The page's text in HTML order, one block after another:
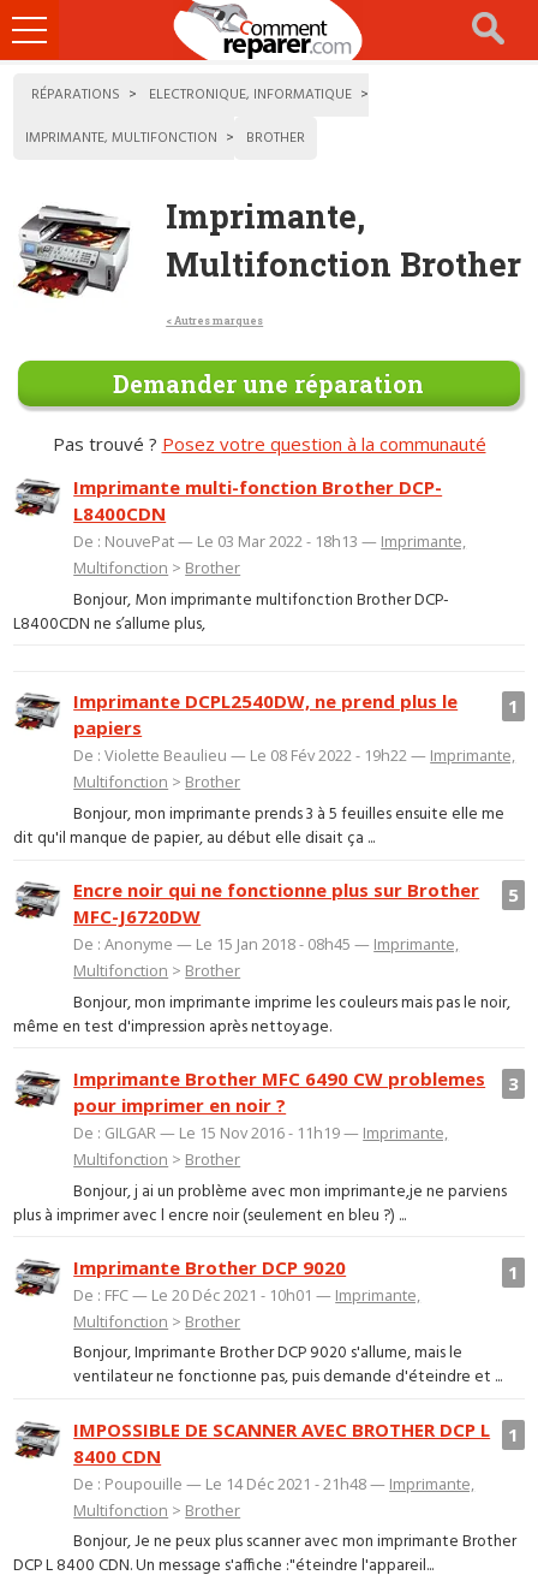
Ouvrir
le
RÉPARATIONS
ELECTRONIQUE, INFORMATIQUE
IMPRIMANTE, MULTIFONCTION
BROTHER
Imprimante,
Multifonction Brother
< Autres marques
Demander une réparation
Pas trouvé ? Posez votre question à la communauté
Imprimante multi-fonction Brother DCP-
L8400CDN
De : NouvePat — Le 03 Mar 2022 - 18h13 — Imprimante,
Multifonction > Brother
Bonjour, Mon imprimante multifonction Brother DCP-
L8400CDN ne s’allume plus,
1
Imprimante DCPL2540DW, ne prend plus le
papiers
De : Violette Beaulieu — Le 08 Fév 2022 - 19h22 — Imprimante,
Multifonction > Brother
Bonjour, mon imprimante prends 3 à 5 feuilles ensuite elle me
dit qu'il manque de papier, au début elle disait ça ...
5
Encre noir qui ne fonctionne plus sur Brother
MFC-J6720DW
De : Anonyme — Le 15 Jan 2018 - 08h45 — Imprimante,
Multifonction > Brother
Bonjour, mon imprimante imprime les couleurs mais pas le noir,
même en test d'impression après nettoyage.
3
Imprimante Brother MFC 6490 CW problemes
pour imprimer en noir ?
De : GILGAR — Le 15 Nov 2016 - 11h19 — Imprimante,
Multifonction > Brother
Bonjour, j ai un problème avec mon imprimante,je ne parviens
plus à imprimer avec l encre noir (seulement en bleu ?) ...
1
Imprimante Brother DCP 9020
De : FFC — Le 20 Déc 2021 - 10h01 — Imprimante,
Multifonction > Brother
Bonjour, Imprimante Brother DCP 9020 s'allume, mais le
ventilateur ne fonctionne pas, puis demande d'éteindre et ...
1
IMPOSSIBLE DE SCANNER AVEC BROTHER DCP L
8400 CDN
De : Poupouille — Le 14 Déc 2021 - 21h48 — Imprimante,
Multifonction > Brother
Bonjour, Je ne peux plus scanner avec mon imprimante Brother
DCP L 8400 CDN. Un message s'affiche :"éteindre l'appareil...